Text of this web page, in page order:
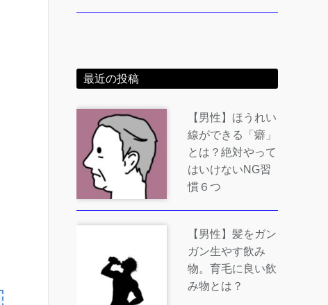
最近の投稿
【男性】ほうれい
線ができる「癖」
とは？絶対やって
はいけないNG習
慣６つ
【男性】髪をガン
ガン生やす飲み
物。育毛に良い飲
み物とは？